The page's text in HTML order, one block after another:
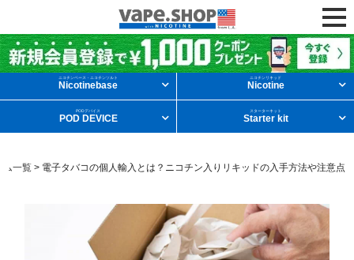
ニコチンリキッドを条件から探す
他の条件から探す
ニコチンベース・ニコチンソルト
Nicotinebase
ニコチンリキッド
Nicotine
PODデバイス
POD DEVICE
スターターキット
Starter kit
ム一覧> 電子タバコの個人輸入とは？ニコチン入りリキッドの入手方法や注意点